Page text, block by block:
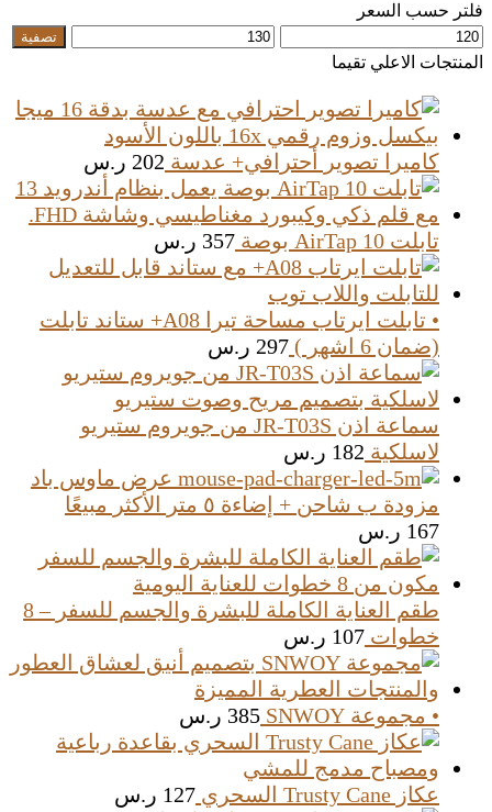
فلتر حسب السعر
أدنى
سعر
أعلى
تصفية
المنتجات الاعلي تقيما
كاميرا تصوير أحترافي+ عدسة 202 ر.س
تابلت AirTap 10 بوصة 357 ر.س
• تابلت ايرتاب مساحة تيرا A08+ ستاند تابلت
(ضمان 6 اشهر )
297 ر.س
سماعة اذن JR-T03S من جويروم ستيريو
لاسلكية 182 ر.س
عرض ماوس باد
مزودة ب شاحن + إضاءة ٥ متر الأكثر مبيعًا
167 ر.س
طقم العناية الكاملة للبشرة والجسم للسفر – 8
خطوات 107 ر.س
• مجموعة SNWOY 385 ر.س
عكاز Trusty Cane السحري 127 ر.س